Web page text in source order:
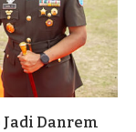
Danrem